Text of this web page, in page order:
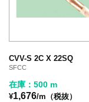
CVV-S 2C X 22SQ
SFCC
在庫：500 m
¥1,676/m（税抜）